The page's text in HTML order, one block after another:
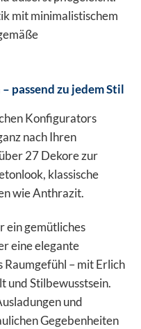
mit minimalistischem
passend zu jedem Stil
Konfigurators
nach Ihren
27 Dekore zur
klassische
wie Anthrazit.
ein gemütliches
eine elegante
– mit Erlich
und Stilbewusstsein.
und
Gegebenheiten